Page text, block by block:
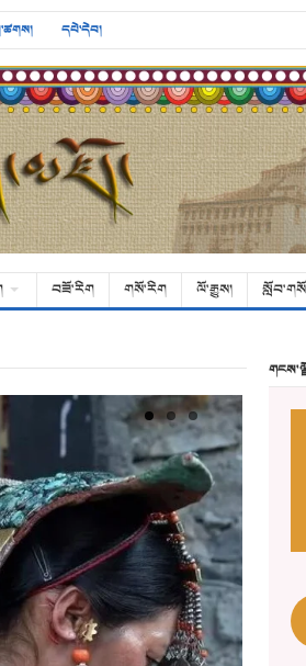
དཔེ་དེབ།
བཟོ་རིག གསོ་རིག ལོ་རྒྱུས།